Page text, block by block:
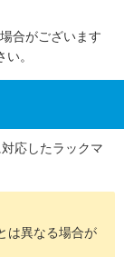
合がございます
。
応したラックマ
は異なる場合が